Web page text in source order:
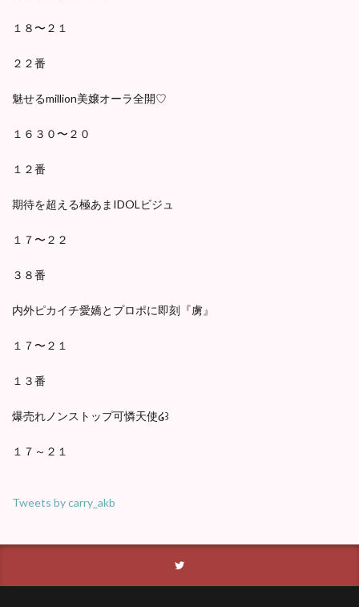
１８〜２１
２２番
魅せるmillion美嬢オーラ全開♡
１６３０〜２０
１２番
期待を超える極あまIDOLビジュ
１７〜２２
３８番
内外ピカイチ愛嬌とプロポに即刻『虜』
１７〜２１
１３番
爆売れノンストップ可憐天使໒꒱
１７～２１
Tweets by carry_akb